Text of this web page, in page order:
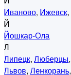
Иваново, Ижевск,
Й
Йошкар-Ола
Л
Липецк, Люберцы,
Львов, Ленкорань,